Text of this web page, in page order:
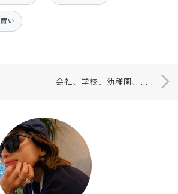
い
会社、学校、幼稚園、家のこと。